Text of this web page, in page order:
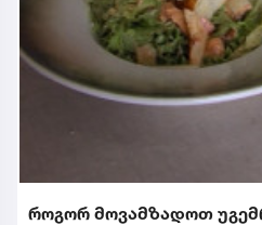
როგორ მოვამზადოთ